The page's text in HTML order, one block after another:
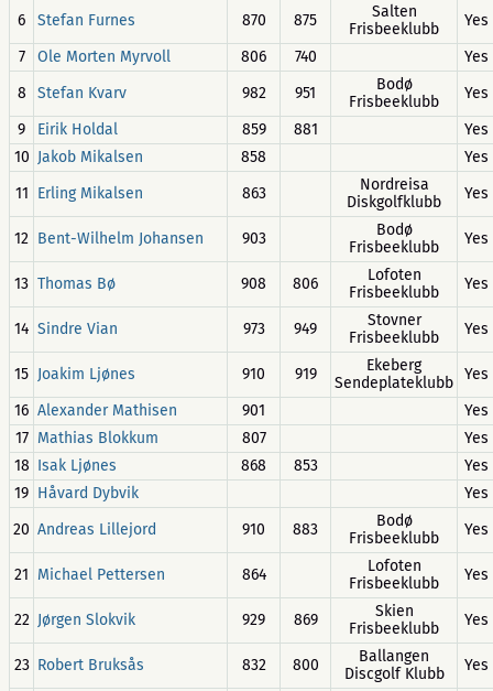
6
Stefan Furnes 870 875
Salten
Frisbeeklubb
Yes
7
Ole Morten Myrvoll 806 740
Yes
8
Stefan Kvarv 982 951
Bodø
Frisbeeklubb
Yes
9
Eirik Holdal 859 881
Yes
10 Jakob Mikalsen 858
Yes
11 Erling Mikalsen 863
Nordreisa
Diskgolfklubb
Yes
12 Bent-Wilhelm Johansen 903
Bodø
Frisbeeklubb
Yes
13 Thomas Bø 908 806
Lofoten
Frisbeeklubb
Yes
14 Sindre Vian 973 949
Stovner
Frisbeeklubb
Yes
15 Joakim Ljønes 910 919
Ekeberg
Sendeplateklubb Yes
16 Alexander Mathisen 901
Yes
17 Mathias Blokkum 807
Yes
18 Isak Ljønes 868 853
Yes
19 Håvard Dybvik
Yes
20 Andreas Lillejord 910 883
Bodø
Frisbeeklubb
Yes
21 Michael Pettersen 864
Lofoten
Frisbeeklubb
Yes
22 Jørgen Slokvik 929 869
Skien
Frisbeeklubb
Yes
23 Robert Bruksås 832 800
Ballangen
Discgolf Klubb
Yes